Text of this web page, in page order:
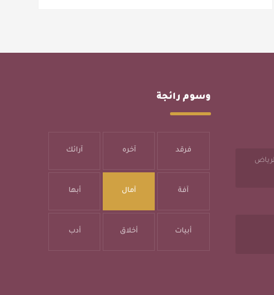
وسوم رائجة
فرقد آخره آرائك
آفة آمال أبها
أبيات أخلاق أدب